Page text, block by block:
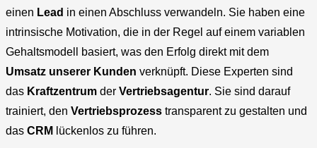
einen Lead in einen Abschluss verwandeln. Sie haben eine
intrinsische Motivation, die in der Regel auf einem variablen
Gehaltsmodell basiert, was den Erfolg direkt mit dem
Umsatz unserer Kunden verknüpft. Diese Experten sind
das Kraftzentrum der Vertriebsagentur. Sie sind darauf
trainiert, den Vertriebsprozess transparent zu gestalten und
das CRM lückenlos zu führen.